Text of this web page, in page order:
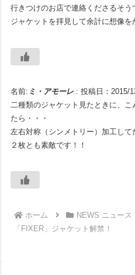
行きつけのお店で連絡くださるそう
ジャケットを拝見して余計に想像を
名前: ミ・アモーレ : 投稿日：2015/
二種類のジャケット見たときに、
たら・・・
左右対称（シンメトリー）加工して
２枚とも素敵です！！
ホーム NEWS ニュース
「FIXER」ジャケット解禁！